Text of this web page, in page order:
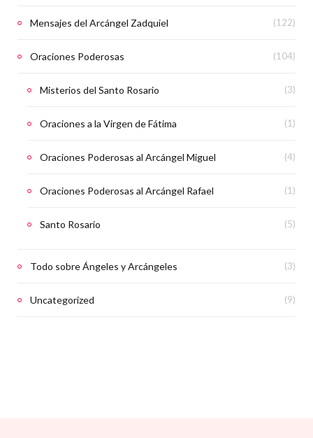
Mensajes del Arcángel Zadquiel (122)
Oraciones Poderosas (104)
Misterios del Santo Rosario (3)
Oraciones a la Virgen de Fátima (1)
Oraciones Poderosas al Arcángel Miguel (4)
Oraciones Poderosas al Arcángel Rafael (1)
Santo Rosario (5)
Todo sobre Ángeles y Arcángeles (3)
Uncategorized (9)